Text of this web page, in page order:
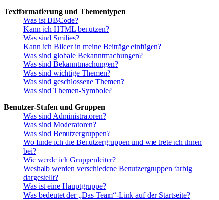
Textformatierung und Thementypen
Was ist BBCode?
Kann ich HTML benutzen?
Was sind Smilies?
Kann ich Bilder in meine Beiträge einfügen?
Was sind globale Bekanntmachungen?
Was sind Bekanntmachungen?
Was sind wichtige Themen?
Was sind geschlossene Themen?
Was sind Themen-Symbole?
Benutzer-Stufen und Gruppen
Was sind Administratoren?
Was sind Moderatoren?
Was sind Benutzergruppen?
Wo finde ich die Benutzergruppen und wie trete ich ihnen
bei?
Wie werde ich Gruppenleiter?
Weshalb werden verschiedene Benutzergruppen farbig
dargestellt?
Was ist eine Hauptgruppe?
Was bedeutet der „Das Team“-Link auf der Startseite?